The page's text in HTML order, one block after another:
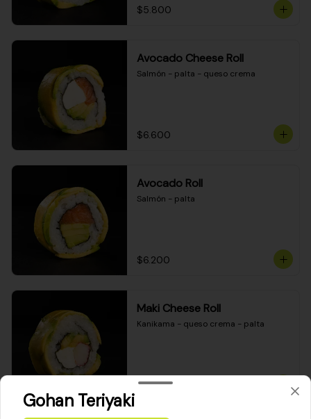
$5.800
Avocado Cheese Roll
Salmón - palta - queso crema
$6.600
Avocado Roll
Salmón - palta
$6.200
Maki Cheese Roll
Kanikama - queso crema - palta
$5.200
Gohan Teriyaki